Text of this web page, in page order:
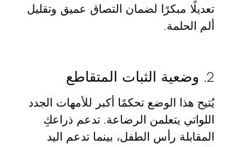
تعديلًا مبكرًا لضمان التصاق عميق وتقليل
ألم الحلمة.
2. وضعية الثبات المتقاطع
يُتيح هذا الوضع تحكمًا أكبر للأمهات الجدد
اللواتي يتعلمن الرضاعة. تدعم ذراعكِ
المقابلة رأس الطفل، بينما تدعم اليد